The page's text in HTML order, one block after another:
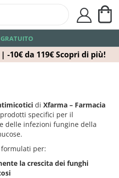
-10€ da 119€ Scopri di più!
GRATUITO
user
di Xfarma – Farmacia
specifici per il
delle infezioni fungine della
per:
la crescita dei funghi